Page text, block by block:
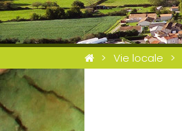
Vie locale